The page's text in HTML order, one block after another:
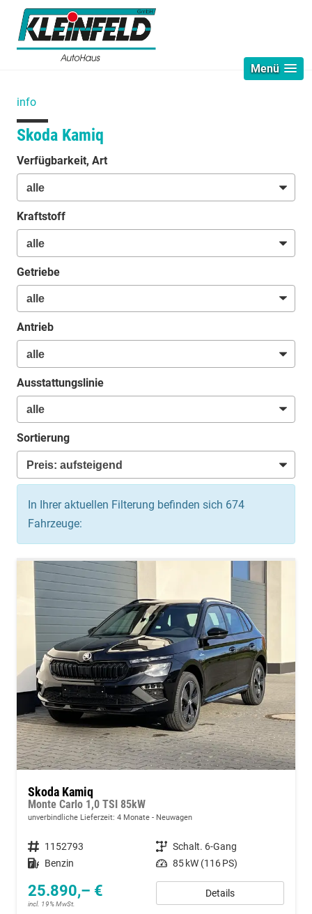
Menü
info
Skoda Kamiq
Verfügbarkeit, Art
Kraftstoff
Getriebe
Antrieb
Ausstattungslinie
Sortierung
In Ihrer aktuellen Filterung befinden sich 674
Fahrzeuge:
Skoda Kamiq
Monte Carlo 1,0 TSI 85kW
unverbindliche Lieferzeit: 4 Monate Neuwagen
Fahrzeugnummer 1152793 Getriebe Schalt. 6-Gang
Kraftstoff Benzin Leistung 85 kW (116 PS)
25.890,– €
incl. 19% MwSt.
Details